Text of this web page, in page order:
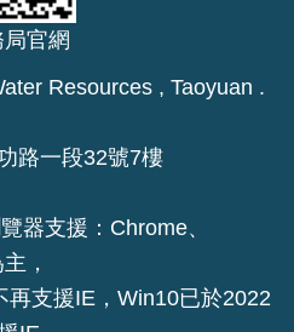
官網
Resources , Taoyuan .
路一段32號7樓
器支援：Chrome、
，
再支援IE，Win10已於2022